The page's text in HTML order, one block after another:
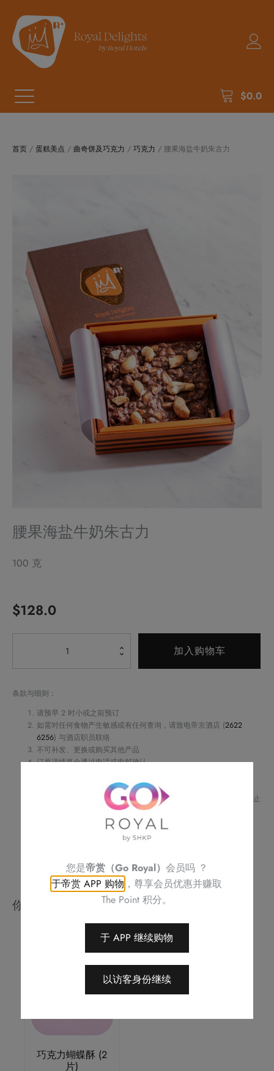
$0.0
首页 / 蛋糕美点 / 曲奇饼及巧克力 / 巧克力 / 腰果海盐牛奶朱古力
腰果海盐牛奶朱古力
100 克
$128.0
盐
加入购物车
条款与细则：
请预早 2 时小或之前预订
如需对任何食物产生敏感或有任何查询，请致电帝京酒店 (2622
6256) 与酒店职员联络
不可补发、更换或购买其他产品
订单详情将会透过电话或电邮确认
请务必检查所填资料，以确保交易快捷及顺利
Royal Delights by Royal Hotels 保留修改优惠条款及细则、更改或终止
此优惠之权利，恕不另行通知
如有任何争议，Royal Delights by Royal Hotels 保留最终决定权
你可能会喜欢
巧克力蝴蝶酥 (2
片)
您是帝赏（Go Royal） 会员吗 ？
于帝赏 APP 购物 ，尊享会员优惠并赚取
The Point 积分。
于 APP 继续购物
以访客身份继续